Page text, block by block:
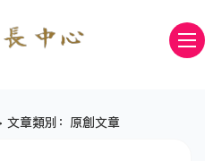
文章類別：原創文章